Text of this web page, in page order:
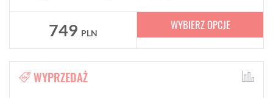
749 PLN
WYBIERZ OPCJE
WYPRZEDAŻ